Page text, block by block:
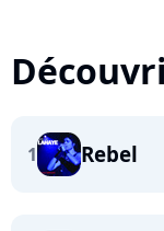
1 Rebel